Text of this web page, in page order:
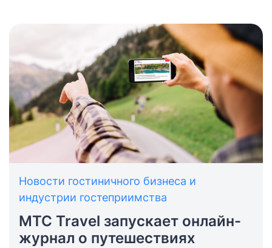
Новости гостиничного бизнеса и
индустрии гостеприимства
МТС Travel запускает онлайн-
журнал о путешествиях